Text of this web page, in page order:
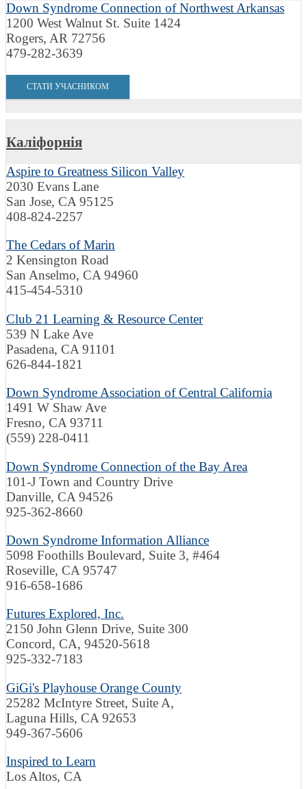
Down Syndrome Connection of Northwest Arkansas
1200 West Walnut St. Suite 1424
Rogers, AR 72756
479-282-3639
СТАТИ УЧАСНИКОМ
Каліфорнія
Aspire to Greatness Silicon Valley
2030 Evans Lane
San Jose, CA 95125
408-824-2257
The Cedars of Marin
2 Kensington Road
San Anselmo, CA 94960
415-454-5310
Club 21 Learning & Resource Center
539 N Lake Ave
Pasadena, CA 91101
626-844-1821
Down Syndrome Association of Central California
1491 W Shaw Ave
Fresno, CA 93711
(559) 228-0411
Down Syndrome Connection of the Bay Area
101-J Town and Country Drive
Danville, CA 94526
925-362-8660
Down Syndrome Information Alliance
5098 Foothills Boulevard, Suite 3, #464
Roseville, CA 95747
916-658-1686
Futures Explored, Inc.
2150 John Glenn Drive, Suite 300
Concord, CA, 94520-5618
925-332-7183
GiGi's Playhouse Orange County
25282 McIntyre Street, Suite A,
Laguna Hills, CA 92653
949-367-5606
Inspired to Learn
Los Altos, CA